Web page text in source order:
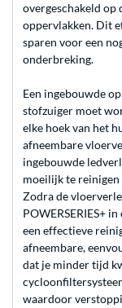
overgeschakeld op
oppervlakken. Dit
sparen voor een
onderbreking.
Een ingebouwde
stofzuiger moet
elke hoek van het
afneembare
ingebouwde
moeilijk te reinigen
Zodra de
POWERSERIES+
een effectieve
afneembare,
dat je minder tijd
waardoor